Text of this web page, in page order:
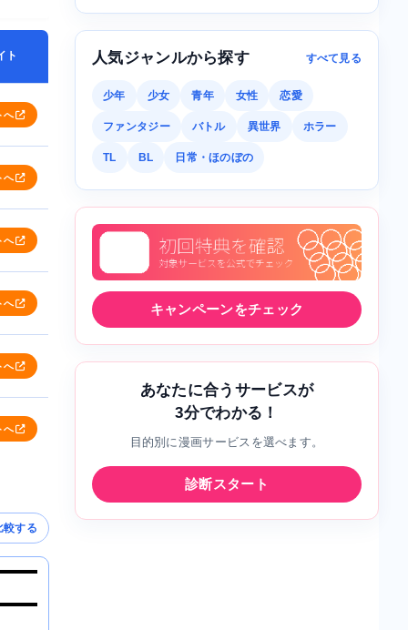
ト
へ
へ
へ
へ
へ
へ
較する
人気ジャンルから探す すべて見る
少年 少女 青年 女性 恋愛
ファンタジー バトル 異世界 ホラー
TL BL 日常・ほのぼの
キャンペーンをチェック
あなたに合うサービスが
3分でわかる！
目的別に漫画サービスを選べます。
診断スタート